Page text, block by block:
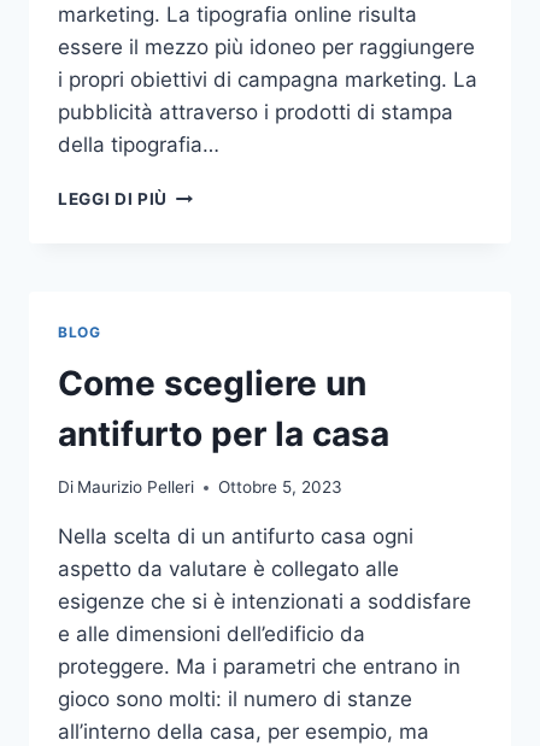
marketing. La tipografia online risulta
essere il mezzo più idoneo per raggiungere
i propri obiettivi di campagna marketing. La
pubblicità attraverso i prodotti di stampa
della tipografia…
LEGGI DI PIÙ VUOI
A
UNA
TIPOGRAFIA
ECCO
SCEGLIERE
BLOG
Come scegliere un
antifurto per la casa
Di Maurizio Pelleri Ottobre 5, 2023
Nella scelta di un antifurto casa ogni
aspetto da valutare è collegato alle
esigenze che si è intenzionati a soddisfare
e alle dimensioni dell’edificio da
proteggere. Ma i parametri che entrano in
gioco sono molti: il numero di stanze
all’interno della casa, per esempio, ma